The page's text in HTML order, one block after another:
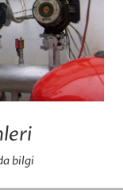
bilgi